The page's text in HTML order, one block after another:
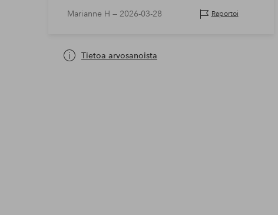
Marianne H — 2026-03-28 Raportoi
Tietoa arvosanoista